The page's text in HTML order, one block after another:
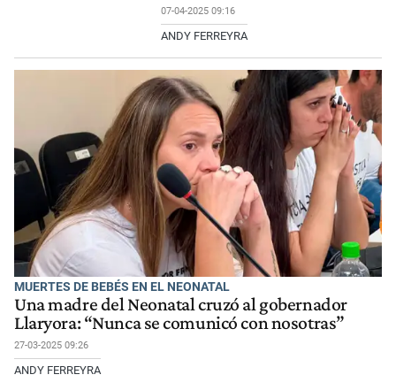
07-04-2025 09:16
ANDY FERREYRA
MUERTES DE BEBÉS EN EL NEONATAL
Una madre del Neonatal cruzó al gobernador
Llaryora: “Nunca se comunicó con nosotras”
27-03-2025 09:26
ANDY FERREYRA